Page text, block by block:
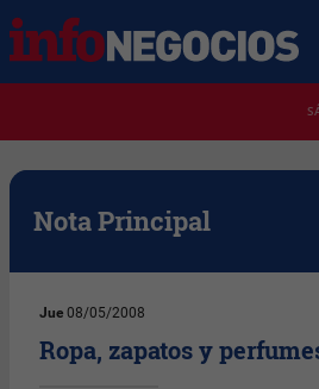
Nota Principal
Jue 08/05/2008
Ropa, zapatos y